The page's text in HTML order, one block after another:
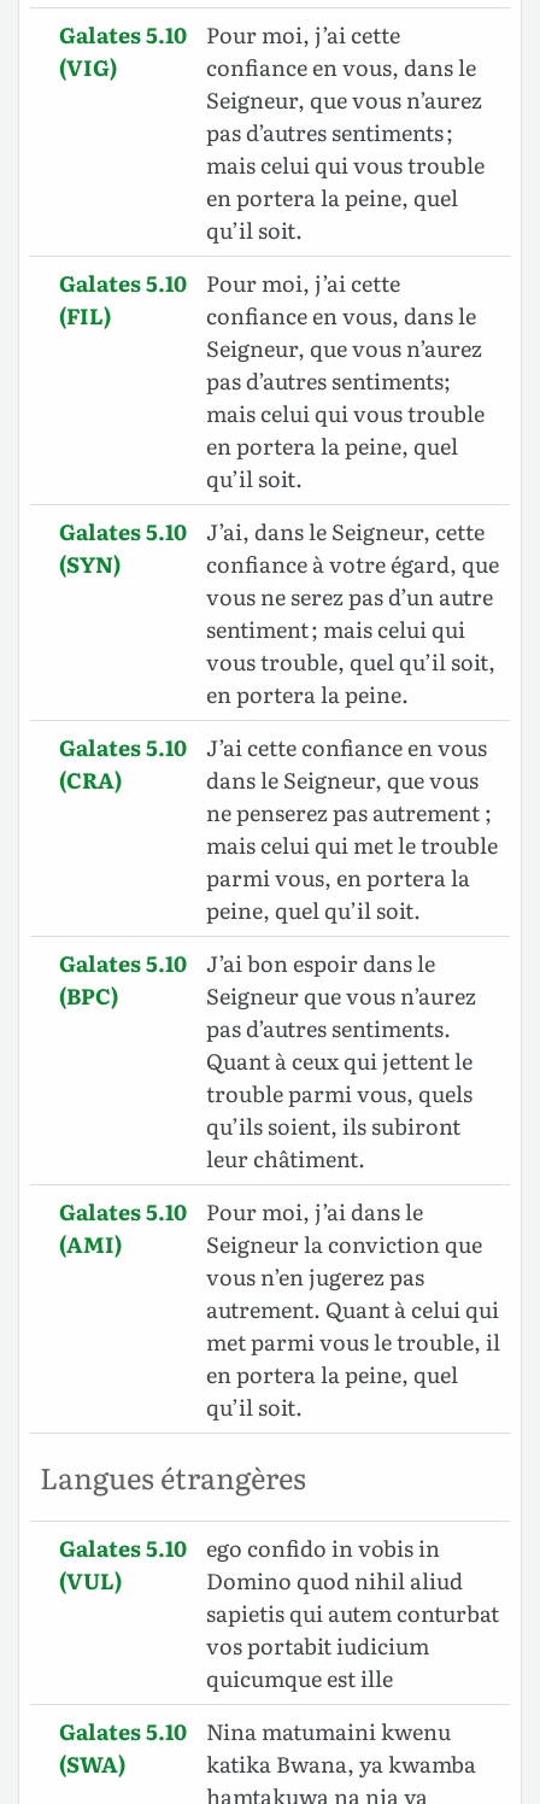
Galates 5.10
(VIG)
Pour moi, j’ai cette
confiance en vous, dans le
Seigneur, que vous n’aurez
pas d’autres sentiments ;
mais celui qui vous trouble
en portera la peine, quel
qu’il soit.
Galates 5.10
(FIL)
Pour moi, j’ai cette
confiance en vous, dans le
Seigneur, que vous n’aurez
pas d’autres sentiments;
mais celui qui vous trouble
en portera la peine, quel
qu’il soit.
Galates 5.10
(SYN)
J’ai, dans le Seigneur, cette
confiance à votre égard, que
vous ne serez pas d’un autre
sentiment ; mais celui qui
vous trouble, quel qu’il soit,
en portera la peine.
Galates 5.10
(CRA)
J’ai cette confiance en vous
dans le Seigneur, que vous
ne penserez pas autrement ;
mais celui qui met le trouble
parmi vous, en portera la
peine, quel qu’il soit.
Galates 5.10
(BPC)
J’ai bon espoir dans le
Seigneur que vous n’aurez
pas d’autres sentiments.
Quant à ceux qui jettent le
trouble parmi vous, quels
qu’ils soient, ils subiront
leur châtiment.
Galates 5.10
(AMI)
Pour moi, j’ai dans le
Seigneur la conviction que
vous n’en jugerez pas
autrement. Quant à celui qui
met parmi vous le trouble, il
en portera la peine, quel
qu’il soit.
Langues étrangères
Galates 5.10
(VUL)
ego confido in vobis in
Domino quod nihil aliud
sapietis qui autem conturbat
vos portabit iudicium
quicumque est ille
Galates 5.10
(SWA)
Nina matumaini kwenu
katika Bwana, ya kwamba
hamtakuwa na nia ya